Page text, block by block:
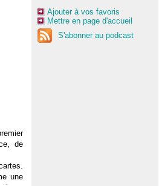
de
une
Ajouter à vos favoris
Mettre en page d'accueil
S'abonner au podcast